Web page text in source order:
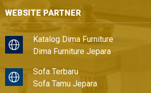
WEBSITE PARTNER
Katalog Dima Furniture
Dima Furniture Jepara
Sofa Terbaru
Sofa Tamu Jepara